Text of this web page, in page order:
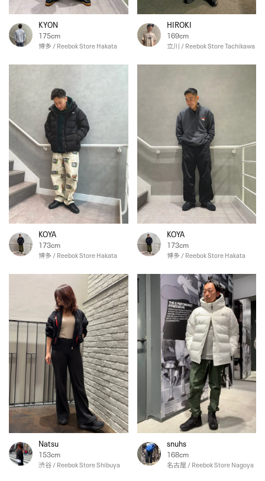
KYON
175cm
博多 / Reebok Store Hakata
HIROKI
169cm
立川 / Reebok Store Tachikawa
KOYA
173cm
博多 / Reebok Store Hakata
KOYA
173cm
博多 / Reebok Store Hakata
Natsu
153cm
渋谷 / Reebok Store Shibuya
snuhs
168cm
名古屋 / Reebok Store Nagoya